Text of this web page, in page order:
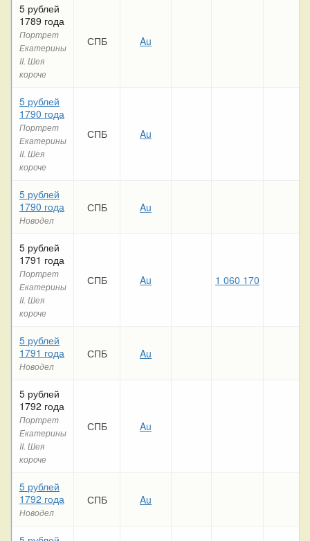
5 рублей
1789 года
Портрет
Екатерины
II. Шея
короче
СПБ Au
5 рублей
1790 года
Портрет
Екатерины
II. Шея
короче
СПБ Au
5 рублей
1790 года
Новодел
СПБ Au
5 рублей
1791 года
Портрет
Екатерины
II. Шея
короче
СПБ Au 1 060 170
5 рублей
1791 года
Новодел
СПБ Au
5 рублей
1792 года
Портрет
Екатерины
II. Шея
короче
СПБ Au
5 рублей
1792 года
Новодел
СПБ Au